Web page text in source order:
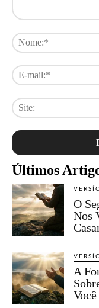
Últimos
O
Nos
A